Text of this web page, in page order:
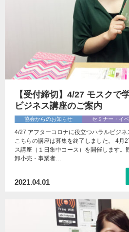
【受付締切】4/27 モスクで
ビジネス講座のご案内
協会からのお知らせ セミナー・イ
4/27 アフターコロナに役立つハラルビジ
こちらの講座は募集を終了しました。 4月
ス講座（１日集中コース）を開催します。
卸小売・事業者…
2021.04.01